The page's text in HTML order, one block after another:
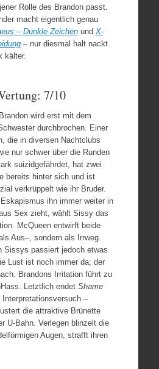
Rolle des Brandon passt.
macht eigentlich genau
– Dunkle Zeichenund X-
– nur diesmal halt nackt
kälter.
7/10
wird erst mit dem
durchbrochen. Einer
die in diversen Nachtclubs
nur schwer über die Runden
suizidgefährdet, hat zwei
bereits hinter sich und ist
verkrüppelt wie ihr Bruder.
ihn immer weiter in
Sex zieht, wählt Sissy das
McQueen entwirft beide
Aus–, sondern als Irrweg.
Sissys passiert jedoch etwas
Lust ist noch immer da; der
Brandons Irritation führt zu
Letztlich endet Shame
–
die attraktive Brünette
U-Bahn. Verlegen blinzelt die
Augen, strafft ihren